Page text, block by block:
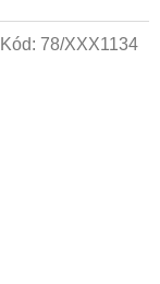
Kód: 78/XXX1134